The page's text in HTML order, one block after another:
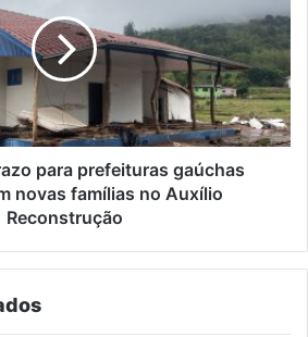
para prefeituras gaúchas
novas famílias no Auxílio
Reconstrução